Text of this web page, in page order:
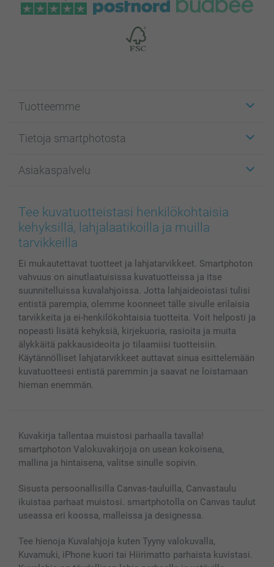
Tuotteemme
Kuvakortit
Kuvakirjat
Valokuvat, Julisteet & Taskukirjat
Kännykkä & Tabletti
MyNameBook
Valokuvakehykset & Lisätarvikkeet
Lahjakortti
Kaikki kuvatuotteet
Tietoja smartphotosta
Affiliate ohjelma
Evästekäytäntö
Sivukartta
Ehdot/takuut
Asiakaspalvelu
100% tyytyväisyystakuu
smartbonus
Hinnat & maksutavat
Tee kuvatuotteistasi henkilökohtaisia
kehyksillä, lahjalaatikoilla ja muilla
tarvikkeilla
Ei mukautettavat tuotteet ja lahjatarvikkeet. Smartphoton
vahvuus on ainutlaatuisissa kuvatuotteissa ja itse
suunnitelluissa kuvalahjoissa. Jotta lahjaideoistasi tulisi
entistä parempia, olemme koonneet tälle sivulle erilaisia ​​
tarvikkeita ja ei-henkilökohtaisia ​​tuotteita. Voit helposti ja
nopeasti lisätä kehyksiä, kirjekuoria, rasioita ja muita
älykkäitä pakkausideoita jo tilaamiisi tuotteisiin.
Käytännölliset lahjatarvikkeet auttavat sinua esittelemään
kuvatuotteesi entistä paremmin ja saavat ne loistamaan
hieman enemmän.
Kuvakirja tallentaa muistosi parhaalla tavalla!
smartphoton Valokuvakirjoja on usean kokoisena,
mallina ja hintaisena, valitse sinulle sopivin.
Sisusta persoonallisilla Canvas-tauluilla, Canvastaulu
ikuistaa parhaat muistosi. smartphotolla on Canvas taulut
useassa eri koossa, malleissa ja designessa.
Tee hienoja Kuvalahjoja kuten Tyyny valokuvalla,
Kuvamuki, iPhone kuori tai Hiirimatto parhaista kuvistasi.